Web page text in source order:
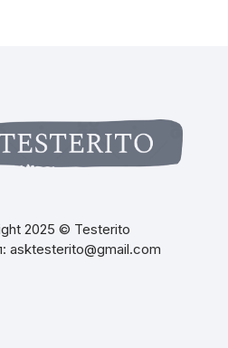
2025 © Testerito
asktesterito@gmail.com